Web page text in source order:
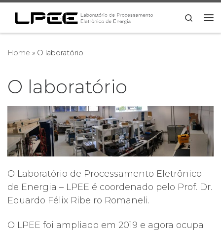
Skip to content
Search
Home » O laboratório
O laboratório
O Laboratório de Processamento Eletrônico
de Energia – LPEE é coordenado pelo Prof. Dr.
Eduardo Félix Ribeiro Romaneli.
O LPEE foi ampliado em 2019 e agora ocupa